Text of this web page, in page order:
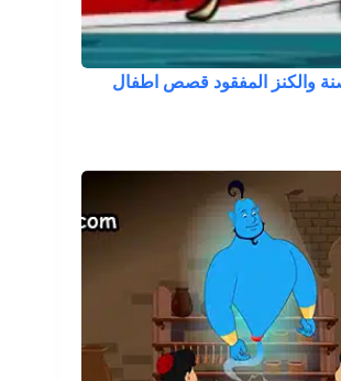
والكنز المفقود قصص اطفال